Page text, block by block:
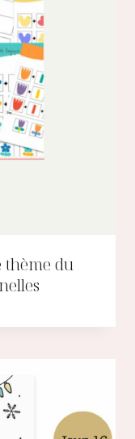
thème du